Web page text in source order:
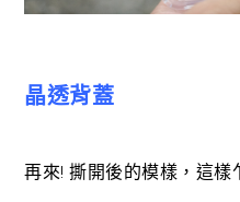
晶透背蓋
再來! 撕開後的模樣，這樣